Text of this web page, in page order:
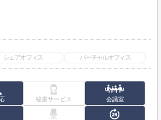
シェアオフィス バーチャルオフィス
秘書サービス 会議室